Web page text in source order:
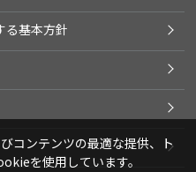
る基本方針
コンテンツの最適な提供、ト
を使用しています。